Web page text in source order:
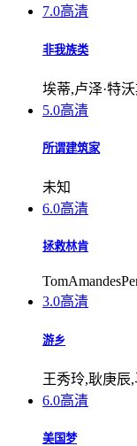
7.0高清
非我族类
埃蒂,卢泽·特
5.0高清
所谓建筑家
未知
6.0高清
拯救林肯
3.0高清
游乡
王秀玲,耿庚辰
6.0高清
美国梦